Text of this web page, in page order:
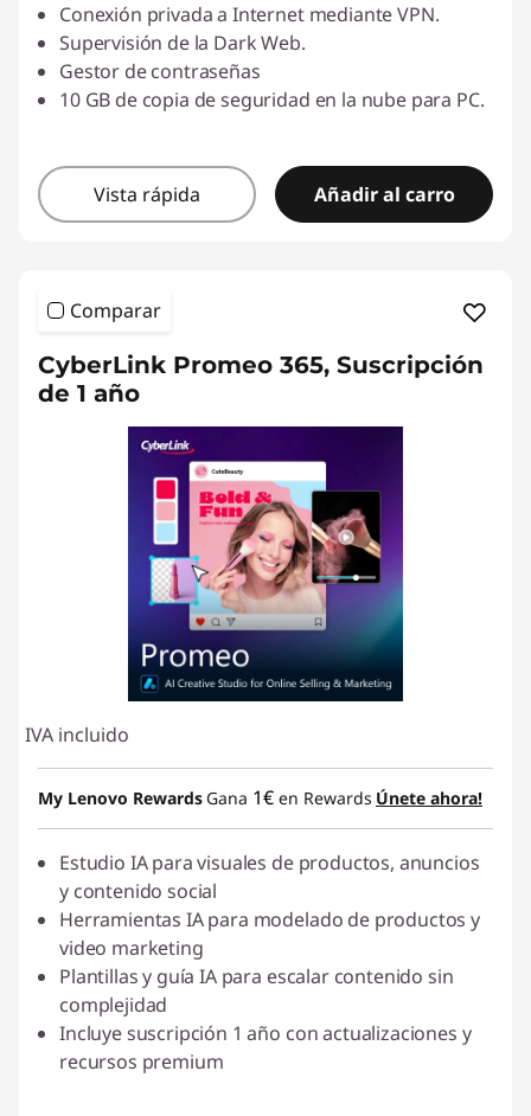
Conexión privada a Internet mediante VPN.
Supervisión de la Dark Web.
Gestor de contraseñas
10 GB de copia de seguridad en la nube para PC.
Vista rápida Añadir al carro
Comparar
CyberLink Promeo 365, Suscripción
de 1 año
IVA incluido
My Lenovo Rewards Gana 1€ en Rewards Únete ahora!
Estudio IA para visuales de productos, anuncios
y contenido social
Herramientas IA para modelado de productos y
video marketing
Plantillas y guía IA para escalar contenido sin
complejidad
Incluye suscripción 1 año con actualizaciones y
recursos premium